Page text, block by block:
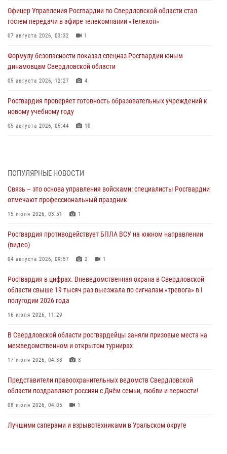
Офицер Управления Росгвардии по Свердловской области стал
гостем передачи в эфире телекомпании «Телекон»
07 августа 2026, 03:32 1
Формулу безопасности показал спецназ Росгвардии юным
динамовцам Свердловской области
05 августа 2026, 12:27 4
Росгвардия проверяет готовность образовательных учреждений к
новому учебному году
05 августа 2026, 05:44 10
04 августа 2026, 09:57 2
Росгвардия приняла участие в обеспечении безопасности Дня
города в Екатеринбурге
03 августа 2026, 07:43
Росгвардия приняла участие в межведомственном
антитеррористическом учении в Свердловской области
31 июля 2026, 12:27 1
Росгвардия обеспечивает безопасность граждан на южном
направлении
31 июля 2026, 06:56
рассказал об итогах работы подразделения в эфире телекомпании
«Телекон»
30 июля 2026, 11:33 1
ПОПУЛЯРНЫЕ НОВОСТИ
Связь – это основа управления войсками: специалисты Росгвардии
отмечают профессиональный праздник
15 июля 2026, 03:51 1
Росгвардия противодействует БПЛА ВСУ на южном направлении
(видео)
04 августа 2026, 09:57 2 1
Росгвардия в цифрах. Вневедомственная охрана в Свердловской
области свыше 19 тысяч раз выезжала по сигналам «тревога» в I
полугодии 2026 года
16 июля 2026, 11:29
В Свердловской области росгвардейцы заняли призовые места на
межведомственном и открытом турнирах
17 июля 2026, 04:38 3
Представители правоохранительных ведомств Свердловской
области поздравляют россиян с Днём семьи, любви и верности!
08 июля 2026, 04:05 1
Лучшими саперами и взрывотехниками в Уральском округе